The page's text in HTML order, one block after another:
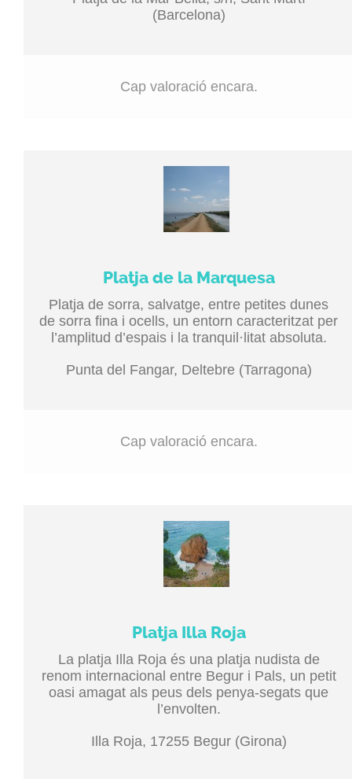
(Barcelona)
Cap valoració encara.
Platja de la Marquesa
Platja de sorra, salvatge, entre petites dunes
de sorra fina i ocells, un entorn caracteritzat per
l’amplitud d’espais i la tranquil·litat absoluta.
Punta del Fangar, Deltebre (Tarragona)
Cap valoració encara.
Platja Illa Roja
La platja Illa Roja és una platja nudista de
renom internacional entre Begur i Pals, un petit
oasi amagat als peus dels penya-segats que
l’envolten.
Illa Roja, 17255 Begur (Girona)